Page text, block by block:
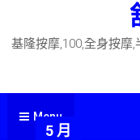
基隆按摩,100,全身按摩
Menu
5 月